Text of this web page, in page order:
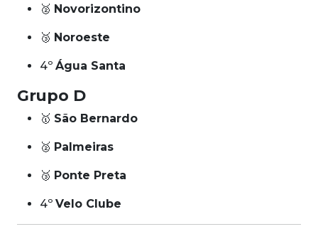
🥈 Novorizontino
🥉 Noroeste
4º Água Santa
Grupo D
🥇 São Bernardo
🥈 Palmeiras
🥉 Ponte Preta
4º Velo Clube